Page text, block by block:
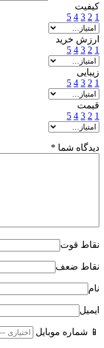
کیفیت
1
2
3
4
5
ارزش خرید
1
2
3
4
5
زیبایی
1
2
3
4
5
قیمت
1
2
3
4
5
دیدگاه شما *
نقاط قوت
نقاط ضعف
نام
ایمیل
📱 شماره موبایل